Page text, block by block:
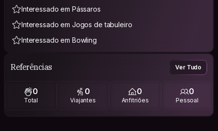
Interessado em Pássaros
Interessado em Jogos de tabuleiro
Interessado em Bowling
Referências Ver Tudo
0
Total
0
Viajantes
0
Anfitriões
0
Pessoal